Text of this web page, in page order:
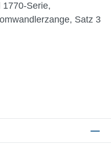
Serie,
Satz 3